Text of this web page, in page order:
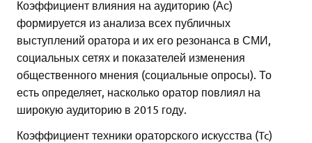
Коэффициент влияния на аудиторию (Ас)
формируется из анализа всех публичных
выступлений оратора и их его резонанса в СМИ,
социальных сетях и показателей изменения
общественного мнения (социальные опросы). То
есть определяет, насколько оратор повлиял на
широкую аудиторию в 2015 году.
Коэффициент техники ораторского искусства (Tc)